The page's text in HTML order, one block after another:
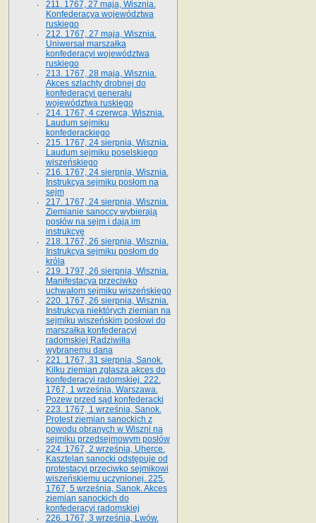
211. 1767, 27 maja, Wisznia.
Konfederacya województwa
ruskiego
212. 1767, 27 maja, Wisznia.
Uniwersał marszałka
konfederacyi województwa
ruskiego
213. 1767, 28 maja, Wisznia.
Akces szlachty drobnej do
konfederacyi generału
województwa ruskiego
214. 1767, 4 czerwca, Wisznia.
Laudum sejmiku
konfederackiego
215. 1767, 24 sierpnia, Wisznia.
Laudum sejmiku poselskiego
wiszeńskiego
216. 1767, 24 sierpnia, Wisznia.
Instrukcya sejmiku posłom na
sejm
217. 1767, 24 sierpnia, Wisznia.
Ziemianie sanoccy wybierają
posłów na sejm i dają im
instrukcyę
218. 1767, 26 sierpnia, Wisznia.
Instrukcya sejmiku posłom do
króla
219. 1797, 26 sierpnia, Wisznia.
Manifestacya przeciwko
uchwałom sejmiku wiszeńskiego
220. 1767, 26 sierpnia, Wisznia.
Instrukcya niektórych ziemian na
sejmiku wiszeńskim posłowi do
marszałka konfe­deracyi
radomskiej Radziwiłła
wybranemu dana
221. 1767, 31 sierpnia, Sanok.
Kilku ziemian zgłasza akces do
konfederacyi radomskiej. 222.
1767, 1 września, Warszawa.
Pozew przed sąd konfederacki
223. 1767, 1 września, Sanok.
Protest ziemian sanockich z
powodu obranych w Wiszni na
sejmiku przedsejmo­wym posłów
224. 1767, 2 września, Uherce.
Kasztelan sanocki odstępuje od
protestacyi przeciwko sejmikowi
wiszeńskiemu uczynionej. 225.
1767, 5 września, Sanok. Akces
ziemian sanockich do
konfederacyi radomskiej
226. 1767, 3 września, Lwów.